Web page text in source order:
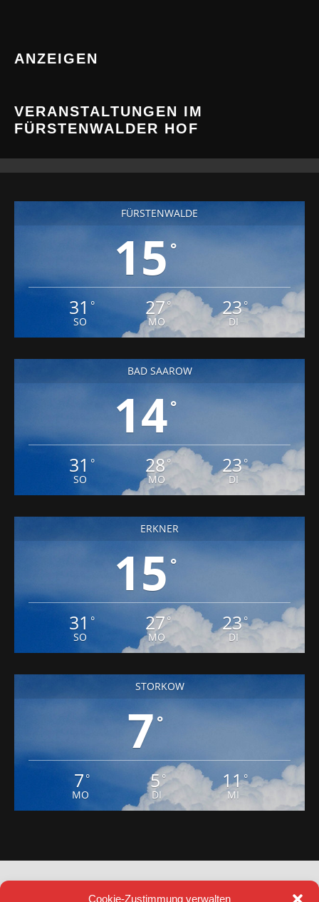
Cookie-Zustimmung verwalten
ANZEIGEN
VERANSTALTUNGEN IM
FÜRSTENWALDER HOF
FÜRSTENWALDE
15 °
31 °
SO
27°
MO
23°
DI
BAD SAAROW
14°
31 °
SO
28°
MO
23°
DI
ERKNER
15 °
31 °
SO
27°
MO
23°
DI
STORKOW
7°
7 °
MO
5°
DI
11°
MI